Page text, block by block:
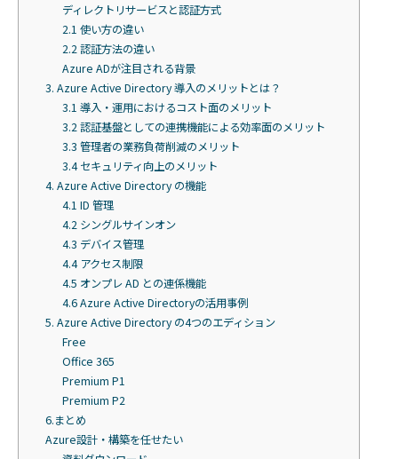
ディレクトリサービスと認証方式
2.1 使い方の違い
2.2 認証方法の違い
Azure ADが注目される背景
3. Azure Active Directory 導入のメリットとは？
3.1 導入・運用におけるコスト面のメリット
3.2 認証基盤としての連携機能による効率面のメリット
3.3 管理者の業務負荷削減のメリット
3.4 セキュリティ向上のメリット
4. Azure Active Directory の機能
4.1 ID 管理
4.2 シングルサインオン
4.3 デバイス管理
4.4 アクセス制限
4.5 オンプレ AD との連係機能
4.6 Azure Active Directoryの活用事例
5. Azure Active Directory の4つのエディション
Free
Office 365
Premium P1
Premium P2
6.まとめ
Azure設計・構築を任せたい